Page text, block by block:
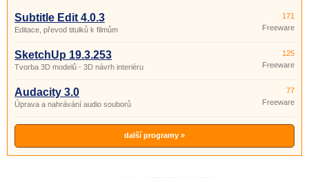
Subtitle Edit 4.0.3
Editace, převod titulků k filmům
171
Freeware
SketchUp 19.3.253
Tvorba 3D modelů - 3D návrh interiéru
125
Freeware
Audacity 3.0
Úprava a nahrávání audio souborů
77
Freeware
další programy »